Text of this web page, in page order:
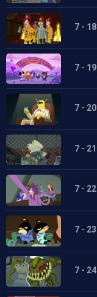
7 - 18
7 - 19
7 - 20
7 - 21
7 - 22
7 - 23
7 - 24